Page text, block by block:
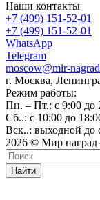
Наши контакты
+7 (499) 151-52-01
+7 (499) 151-52-01
WhatsApp
Telegram
moscow@mir-
г. Москва,
Режим работы:
Пн. – Пт.: с 9:00 до
Сб..: с 10:00 до
Вск..: выходной до
2026 © Мир наград
Найти